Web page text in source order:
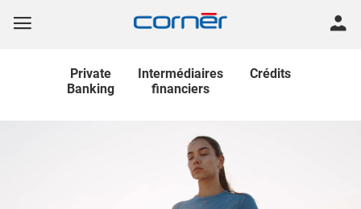
Private
Banking
Intermédiaires
financiers
Crédits